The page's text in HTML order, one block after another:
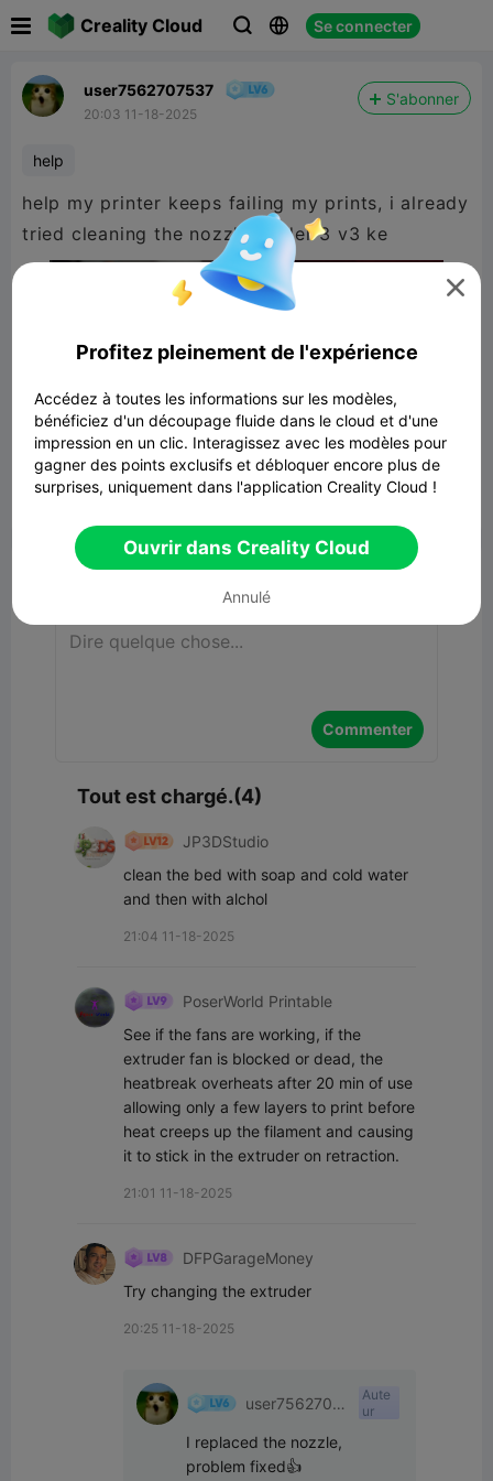
Creality Cloud   Se connecter
user7562707537
20:03 11-18-2025
S'abonner
help
help my printer keeps failing my prints, i already
tried cleaning the nozzle, ender 3 v3 ke
Commentaires
Commenter
Tout est chargé.(4)
JP3DStudio
clean the bed with soap and cold water
and then with alchol
21:04 11-18-2025
PoserWorld Printable
See if the fans are working, if the
extruder fan is blocked or dead, the
heatbreak overheats after 20 min of use
allowing only a few layers to print before
heat creeps up the filament and causing
it to stick in the extruder on retraction.
21:01 11-18-2025
DFPGarageMoney
Try changing the extruder
20:25 11-18-2025
user7562707
Aute
ur
I replaced the nozzle,
problem fixed👍

Profitez pleinement de l'expérience
Accédez à toutes les informations sur les modèles,
bénéficiez d'un découpage fluide dans le cloud et d'une
impression en un clic. Interagissez avec les modèles pour
gagner des points exclusifs et débloquer encore plus de
surprises, uniquement dans l'application Creality Cloud !
Ouvrir dans Creality Cloud
Annulé